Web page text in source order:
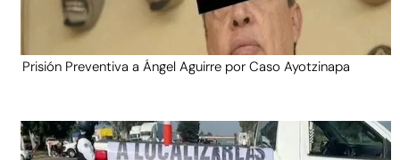
Prisión Preventiva a Ángel Aguirre por Caso Ayotzinapa